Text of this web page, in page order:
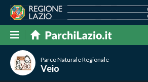
Parco Naturale Regionale
Veio